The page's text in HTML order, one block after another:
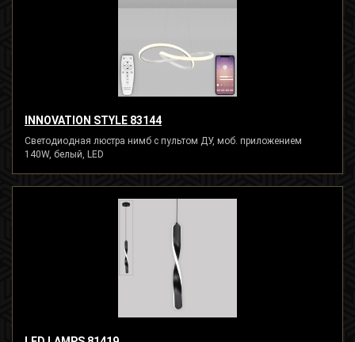
INNOVATION STYLE 83144
Светодиодная люстра нимб с пультом ДУ, моб. приложением
140W, белый, LED